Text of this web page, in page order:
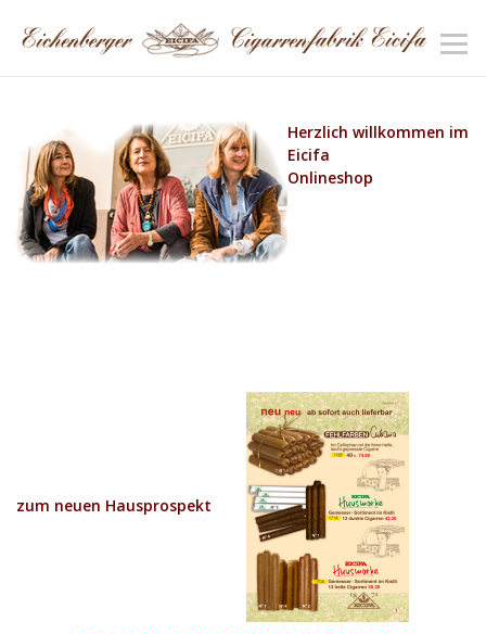
Herzlich willkommen im
Eicifa
Onlineshop
zum neuen Hausprospekt